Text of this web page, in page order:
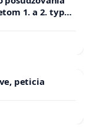
1. a 2. typu
peticia